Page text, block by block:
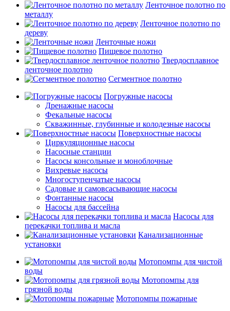
Ленточное полотно по
металлу
Ленточное полотно по
дереву
Ленточные ножи
Пищевое полотно
Твердосплавное
ленточное полотно
Сегментное полотно
Погружные насосы
Дренажные насосы
Фекальные насосы
Скважинные, глубинные и колодезные насосы
Поверхностные насосы
Циркуляционные насосы
Насосные станции
Насосы консольные и моноблочные
Вихревые насосы
Многоступенчатые насосы
Садовые и самовсасывающие насосы
Фонтанные насосы
Насосы для бассейна
Насосы для
перекачки топлива и масла
Канализационные
установки
Мотопомпы для чистой
воды
Мотопомпы для
грязной воды
Мотопомпы пожарные